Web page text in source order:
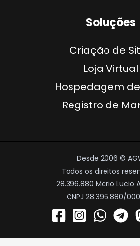
Soluções
Criação de
Loja Virtual
Hospedagem
Registro de
Desde 2006 ©
Todos os direitos
28.396.880 Mario Lucio
CNPJ 28.396.880/